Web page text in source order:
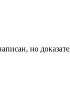
но